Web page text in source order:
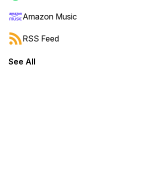
forward or backward.
Amazon Music
RSS Feed
See All